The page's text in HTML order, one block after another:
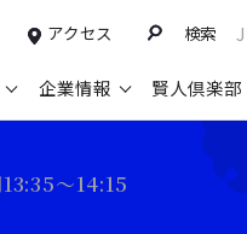
アクセス 検索
企業情報 賢人倶楽部
ティングサービスTOP
情報TOP
ューションTOP
TOP
TOP～14:15